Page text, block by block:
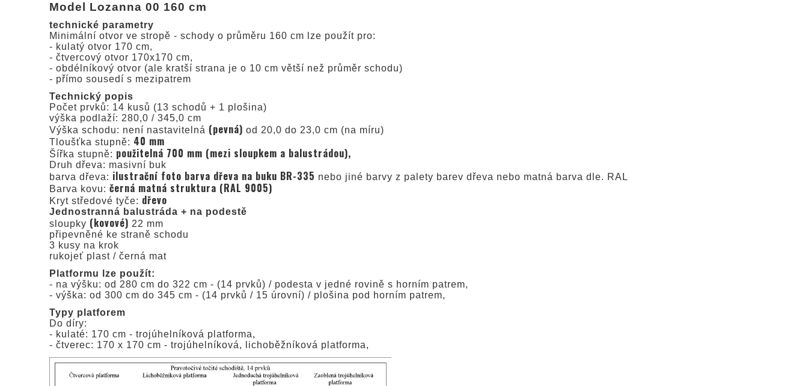
Model Lozanna 00 160 cm
technické parametry
Minimální otvor ve stropě - schody o průměru 160 cm lze použít pro:
- kulatý otvor 170 cm,
- čtvercový otvor 170x170 cm,
- obdélníkový otvor (ale kratší strana je o 10 cm větší než průměr schodu)
- přímo sousedí s mezipatrem
Technický popis
Počet prvků: 14 kusů (13 schodů + 1 plošina)
výška podlaží: 280,0 / 345,0 cm
Výška schodu: není nastavitelná (pevná) od 20,0 do 23,0 cm (na míru)
Tloušťka stupně: 40 mm
Šířka stupně: použitelná 700 mm (mezi sloupkem a balustrádou),
Druh dřeva: masivní buk
barva dřeva: ilustrační foto barva dřeva na buku BR-335 nebo jiné barvy z palety barev dřeva nebo matná barva dle. RAL
Barva kovu: černá matná struktura (RAL 9005)
Kryt středové tyče: dřevo
Jednostranná balustráda + na podestě
sloupky (kovové) 22 mm
připevněné ke straně schodu
3 kusy na krok
rukojeť plast / černá mat
Platformu lze použít:
- na výšku: od 280 cm do 322 cm - (14 prvků) / podesta v jedné rovině s horním patrem,
- výška: od 300 cm do 345 cm - (14 prvků / 15 úrovní) / plošina pod horním patrem,
Typy platforem
Do díry:
- kulaté: 170 cm - trojúhelníková platforma,
- čtverec: 170 x 170 cm - trojúhelníková, lichoběžníková platforma,